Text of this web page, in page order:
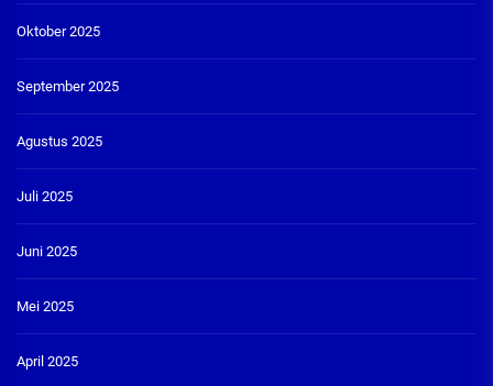
Oktober 2025
September 2025
Agustus 2025
Juli 2025
Juni 2025
Mei 2025
April 2025